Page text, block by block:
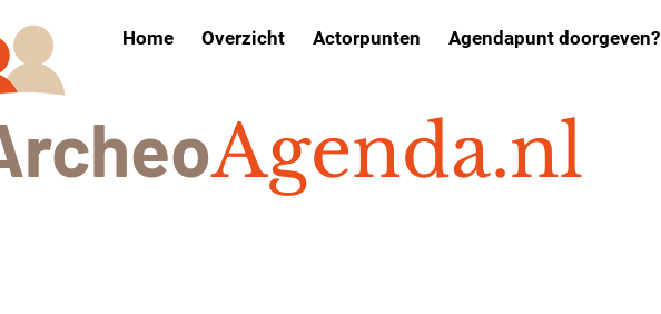
Home Overzicht Actorpunten Agendapunt doorgeven?
eoAgenda.nl